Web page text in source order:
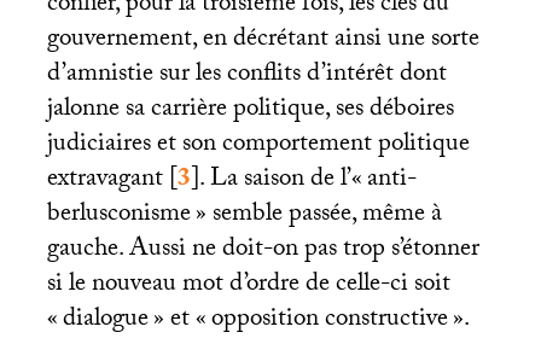
gouvernement, en décrétant ainsi une sorte
d’amnistie sur les conflits d’intérêt dont
jalonne sa carrière politique, ses déboires
judiciaires et son comportement politique
extravagant[3]. La saison de l’«anti-
berlusconisme» semble passée, même à
gauche. Aussi ne doit-on pas trop s’étonner
si le nouveau mot d’ordre de celle-ci soit
«dialogue» et «opposition constructive».